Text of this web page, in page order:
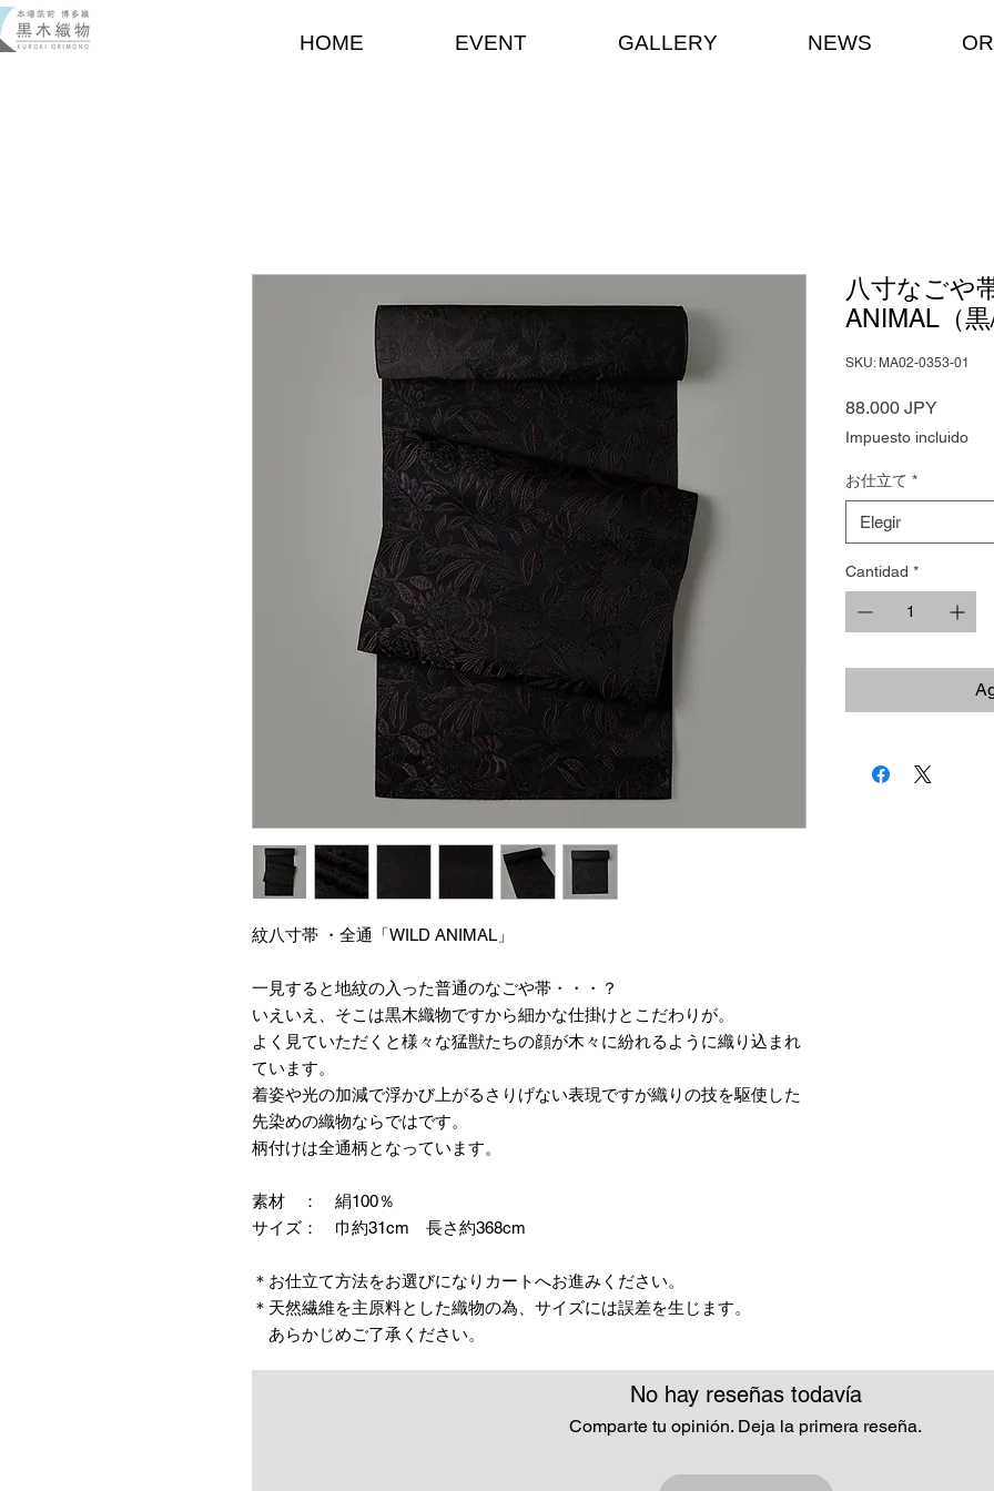
HOME EVENT GALLERY NEWS
紋八寸帯 ・全通「WILD ANIMAL」
一見すると地紋の入った普通のなごや帯・・・？
いえいえ、そこは黒木織物ですから細かな仕掛けとこだわりが。
よく見ていただくと様々な猛獣たちの顔が木々に紛れるように織り込まれ
ています。
着姿や光の加減で浮かび上がるさりげない表現ですが織りの技を駆使した
先染めの織物ならではです。
柄付けは全通柄となっています。
素材 ： 絹100％
サイズ： 巾約31cm 長さ約368cm
＊お仕立て方法をお選びになりカートへお進みください。
＊天然繊維を主原料とした織物の為、サイズには誤差を生じます。
あらかじめご了承ください。
八寸なごや
ANIMAL（
SKU: MA02-0353-01
88.000 JPYPrecio
Impuesto incluido
お仕立て *
Elegir
Cantidad *
No hay reseñas todavía
Comparte tu opinión. Deja la primera reseña.